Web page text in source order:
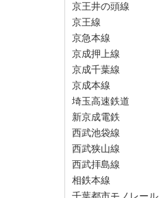
京王井の頭線
京王線
京急本線
京成押上線
京成千葉線
京成本線
埼玉高速鉄道
新京成電鉄
西武池袋線
西武狭山線
西武拝島線
相鉄本線